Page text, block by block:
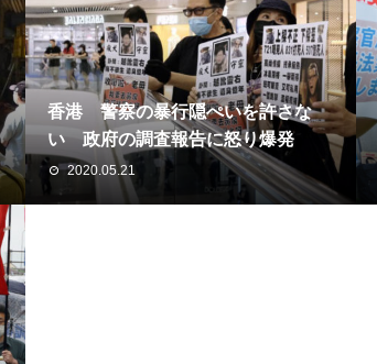
香港 警察の暴行隠ぺいを許さな
い 政府の調査報告に怒り爆発
2020.05.21